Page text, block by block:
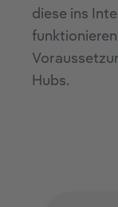
diese ins
Hubs.